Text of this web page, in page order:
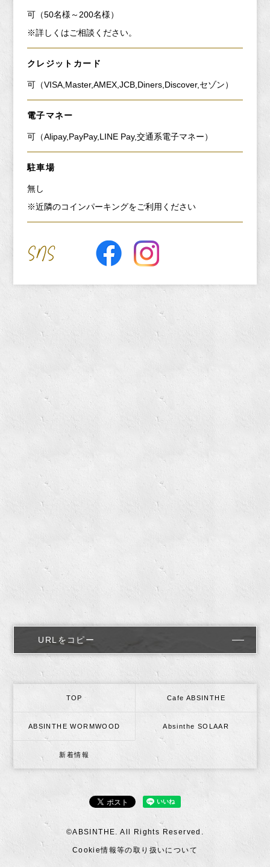
可（50名様～200名様）
※詳しくはご相談ください。
クレジットカード
可（VISA,Master,AMEX,JCB,Diners,Discover,セゾン）
電子マネー
可（Alipay,PayPay,LINE Pay,交通系電子マネー）
駐車場
無し
※近隣のコインパーキングをご利用ください
URLをコピー
TOP Cafe ABSINTHE
ABSINTHE WORMWOOD Absinthe SOLAAR
新着情報
©ABSINTHE. All Rights Reserved.
Cookie情報等の取り扱いについて